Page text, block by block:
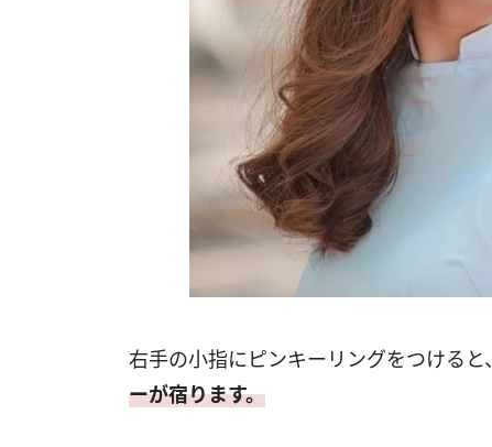
右手の小指にピンキーリングをつけると、
ーが宿ります。